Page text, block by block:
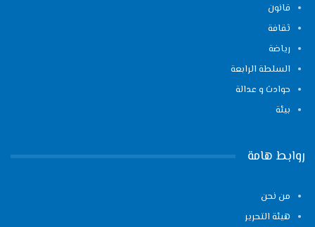
قانون
ثقافة
رياضة
السلطة الرابعة
حوادث و عدالة
بيئة
روابط هامة
من نحن
هيئة التحرير